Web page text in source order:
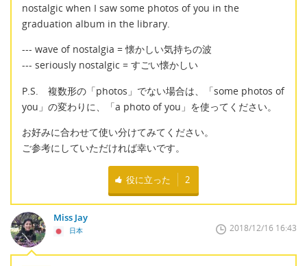
nostalgic when I saw some photos of you in the
graduation album in the library.
--- wave of nostalgia = 懐かしい気持ちの波
--- seriously nostalgic = すごい懐かしい
P.S. 複数形の「photos」でない場合は、「some photos of
you」の変わりに、「a photo of you」を使ってください。
お好みに合わせて使い分けてみてください。
ご参考にしていただければ幸いです。
役に立った 2
Miss Jay
日本 2018/12/16 16:43